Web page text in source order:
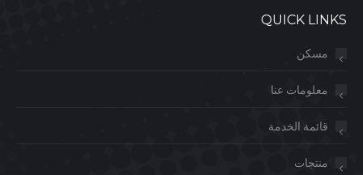
QUICK LINKS
مسكن
معلومات عنا
قائمة الخدمة
منتجات